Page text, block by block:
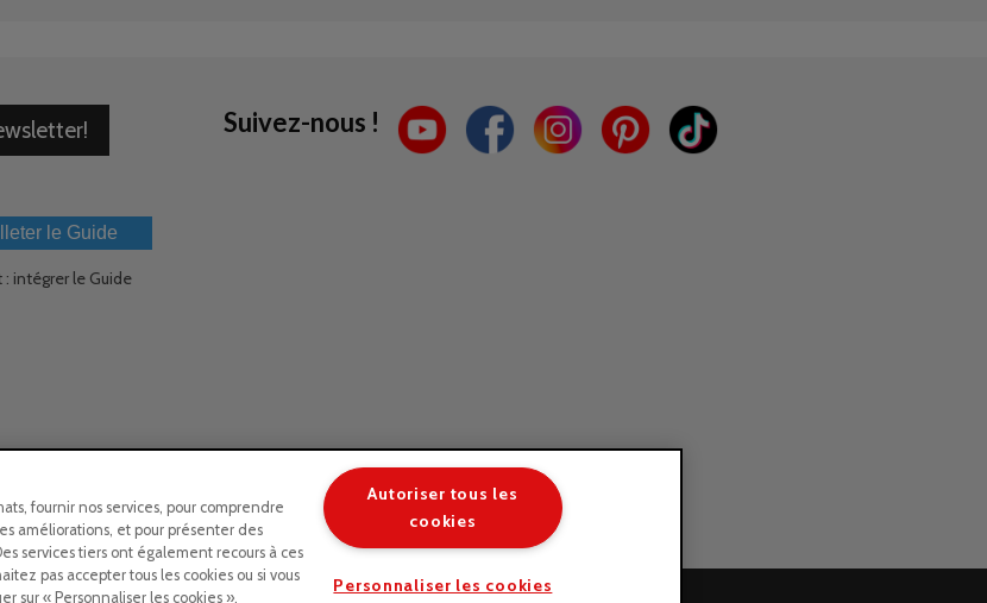
Suivez-nous !
le Guide
: intégrer le Guide
fournir nos services, pour comprendre
améliorations, et pour présenter des
services tiers ont également recours à ces
pas accepter tous les cookies ou si vous
sur « Personnaliser les cookies ».
Autoriser tous les
cookies
Personnaliser les cookies